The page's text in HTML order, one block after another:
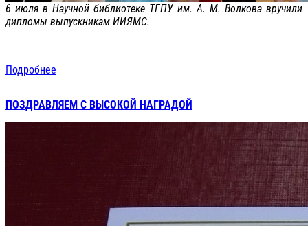
6 июля в Научной библиотеке ТГПУ им. А. М. Волкова вручили
дипломы выпускникам ИИЯМС.
Подробнее
ПОЗДРАВЛЯЕМ С ВЫСОКОЙ НАГРАДОЙ